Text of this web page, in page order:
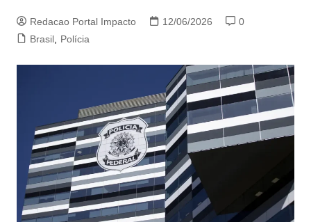
Redacao Portal Impacto 12/06/2026
0
Brasil, Polícia